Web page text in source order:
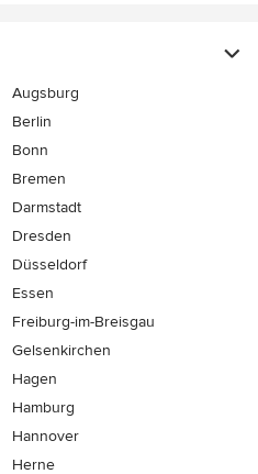
Augsburg
Berlin
Bonn
Bremen
Darmstadt
Dresden
Düsseldorf
Essen
Freiburg-im-Breisgau
Gelsenkirchen
Hagen
Hamburg
Hannover
Herne